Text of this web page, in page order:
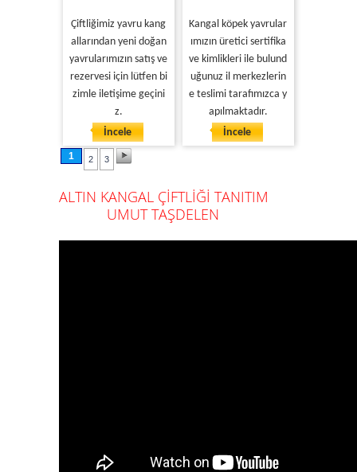
Çiftliğimiz yavru kang
allarından yeni doğan
yavrularımızın satış ve
rezervesi için lütfen bi
zimle iletişime geçini
z.
İncele
Kangal köpek yavrular
ımızın üretici sertifika
ve kimlikleri ile bulund
uğunuz il merkezlerin
e teslimi tarafımızca y
apılmaktadır.
İncele
1 2 3
ALTIN KANGAL ÇİFTLİĞİ TANITIM
UMUT TAŞDELEN